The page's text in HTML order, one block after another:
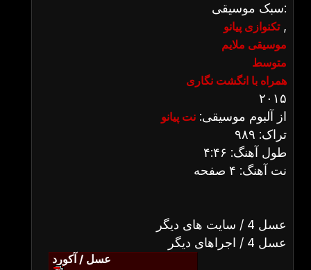
سبک موسیقی:
تکنوازی پیانو,
موسیقی ملایم
متوسط
همراه با انگشت نگاری
۲۰۱۵
از آلبوم موسیقی: نت پیانو
تراک: ۹۸۹
طول آهنگ: ۴:۴۶
نت آهنگ: ۴ صفحه
عسل 4 / سایت های دیگر
عسل 4 / اجراهای دیگر
عسل / آکورد